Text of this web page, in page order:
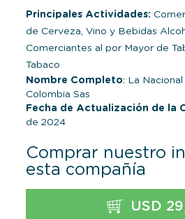
Principales Actividades:
de Cerveza, Vino y Bebidas
Comerciantes al por Mayor de
Tabaco
Nombre Completo: La
Colombia Sas
Fecha de Actualización de la
de 2024
Comprar nuestro
esta compañía
USD